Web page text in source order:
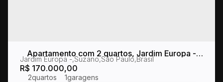
Apartamento com 2 quartos, Jardim Europa -
Suzano
R$ 170.000,00
Jardim Europa ,Suzano,São Paulo,Brasil
2 1